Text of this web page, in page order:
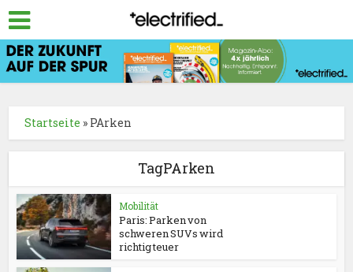
Startseite » PArken
TagPArken
Mobilität
Paris: Parken von
schweren SUVs wird
richtig teuer